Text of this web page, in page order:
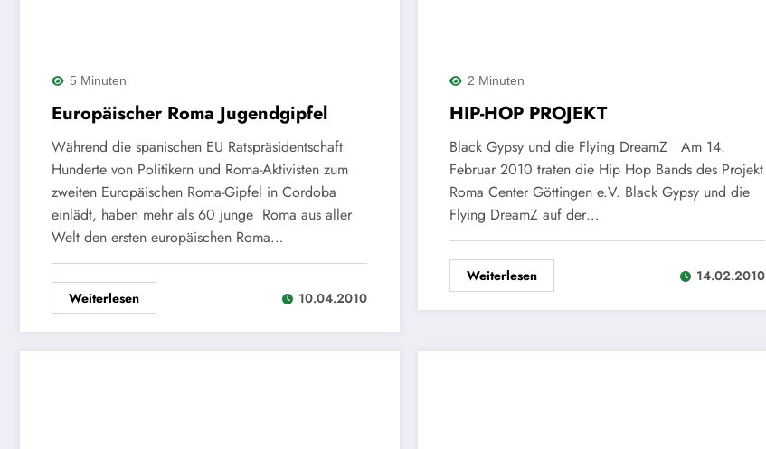
5 Minuten
Europäischer Roma Jugendgipfel
Während die spanischen EU Ratspräsidentschaft
Hunderte von Politikern und Roma-Aktivisten zum
zweiten Europäischen Roma-Gipfel in Cordoba
einlädt, haben mehr als 60 junge Roma aus aller
Welt den ersten europäischen Roma…
Weiterlesen 10.04.2010
2 Minuten
HIP-HOP PROJEKT
Black Gypsy und die Flying DreamZ Am 14.
Februar 2010 traten die Hip Hop Bands des Projekt
Roma Center Göttingen e.V. Black Gypsy und die
Flying DreamZ auf der…
Weiterlesen 14.02.2010